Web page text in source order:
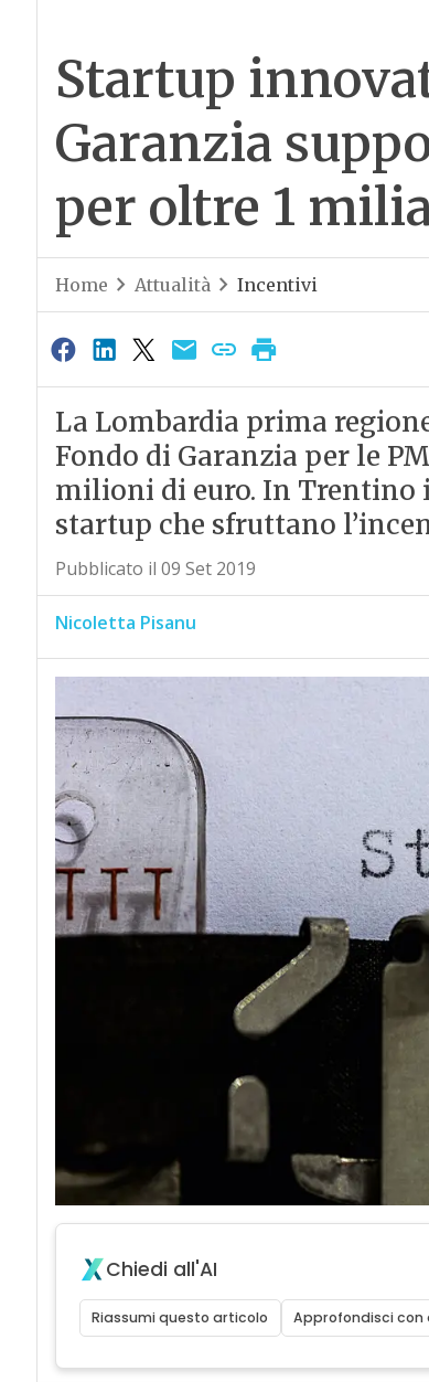
Startup
Garanzia
per oltre 1
Home Attualità Incentivi
La Lombardia prima
Fondo di Garanzia per le
milioni di euro. In Trentino
startup che sfruttano
Pubblicato il 09 Set 2019
Nicoletta Pisanu
Chiedi all'AI
Riassumi questo articolo Approfondisci